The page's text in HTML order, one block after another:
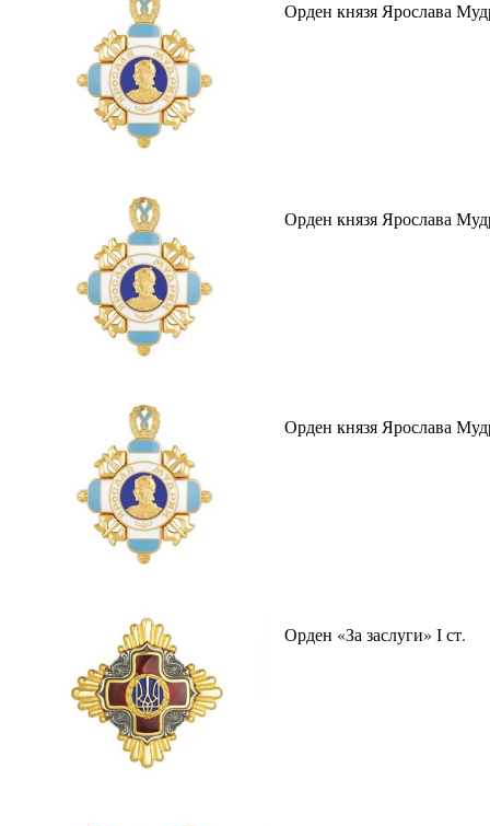
Орден князя Ярослава
Орден князя Ярослава
Орден князя Ярослава
Орден «За заслуги» І ст.